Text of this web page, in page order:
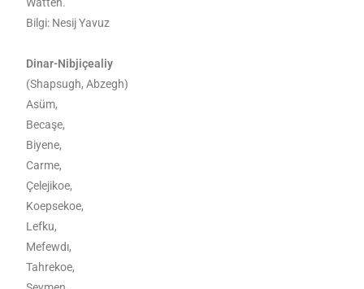
Bilgi: Nesij Yavuz
Dinar-Nibjiçealiy
(Shapsugh, Abzegh)
Asüm,
Becaşe,
Biyene,
Carme,
Çelejikoe,
Koepsekoe,
Lefku,
Mefewdı,
Tahrekoe,